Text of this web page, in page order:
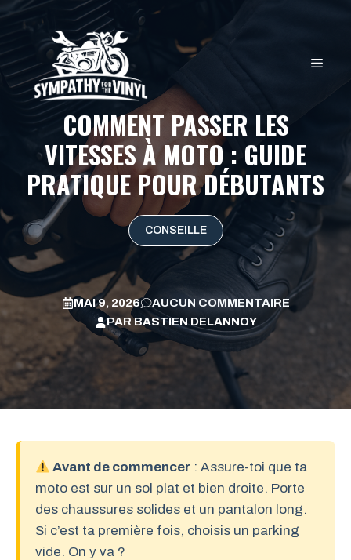
contenu
COMMENT PASSER LES
VITESSES À MOTO : GUIDE
PRATIQUE POUR DÉBUTANTS
CONSEILLE
MAI 9, 2026
AUCUN COMMENTAIRE
PARBASTIEN DELANNOY
Avant de commencer : Assure-toi que ta
moto est sur un sol plat et bien droite. Porte
des chaussures solides et un pantalon long.
Si c’est ta première fois, choisis un parking
vide. On y va ?